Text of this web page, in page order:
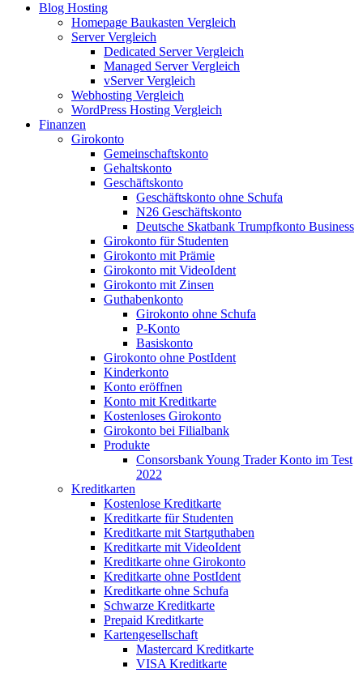
Blog Hosting
Homepage Baukasten Vergleich
Server Vergleich
Dedicated Server Vergleich
Managed Server Vergleich
vServer Vergleich
Webhosting Vergleich
WordPress Hosting Vergleich
Finanzen
Girokonto
Gemeinschaftskonto
Gehaltskonto
Geschäftskonto
Geschäftskonto ohne Schufa
N26 Geschäftskonto
Deutsche Skatbank Trumpfkonto Business
Girokonto für Studenten
Girokonto mit Prämie
Girokonto mit VideoIdent
Girokonto mit Zinsen
Guthabenkonto
Girokonto ohne Schufa
P-Konto
Basiskonto
Girokonto ohne PostIdent
Kinderkonto
Konto eröffnen
Konto mit Kreditkarte
Kostenloses Girokonto
Girokonto bei Filialbank
Produkte
Consorsbank Young Trader Konto im Test
2022
Kreditkarten
Kostenlose Kreditkarte
Kreditkarte für Studenten
Kreditkarte mit Startguthaben
Kreditkarte mit VideoIdent
Kreditkarte ohne Girokonto
Kreditkarte ohne PostIdent
Kreditkarte ohne Schufa
Schwarze Kreditkarte
Prepaid Kreditkarte
Kartengesellschaft
Mastercard Kreditkarte
VISA Kreditkarte